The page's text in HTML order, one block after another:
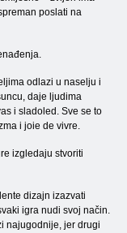
poslati na
odlazi u naselju i
daje ljudima
i sladoled. Sve se to
i joie de vivre.
izgledaju stvoriti
dizajn izazvati
igra nudi svoj način.
najugodnije, jer drugi